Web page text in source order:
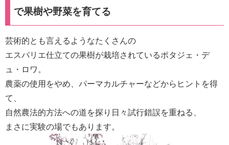
で果樹や野菜を育てる
芸術的とも言えるようなたくさんの
エスパリエ仕立ての果樹が栽培されているポタジェ・デ
ュ・ロワ。
農薬の使用をやめ、パーマカルチャーなどからヒントを得
て、
自然農法的方法への道を探り日々試行錯誤を重ねる、
まさに実験の場でもあります。